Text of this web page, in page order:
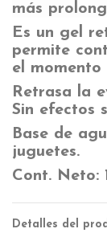
más
Es un gel
permite
el momento
Retrasa la
Sin efectos
Base de
juguetes.
Cont. Neto:
Detalles del